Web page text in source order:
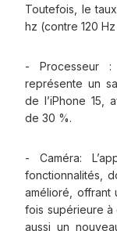
Toutefois, le
hz (contre 120
- Processeur
représente un
de l’iPhone 15,
de 30 %.
- Caméra:
fonctionnalités,
amélioré, offrant
fois supérieure à
aussi un